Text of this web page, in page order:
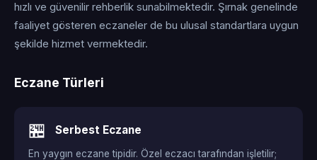
hızlı ve güvenilir rehberlik sunabilmektedir. Şırnak genelinde
faaliyet gösteren eczaneler de bu ulusal standartlara uygun
şekilde hizmet vermektedir.
Eczane Türleri
🏪 Serbest Eczane
En yaygın eczane tipidir. Özel eczacı tarafından işletilir;